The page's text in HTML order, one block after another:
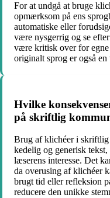
For at undgå at bruge
opmærksom på ens
automatiske eller
være nysgerrig og se
være kritisk over for
originalt sprog er også
Hvilke
på skriftlig
Brug af klichéer i
kedelig og generisk
læserens interesse. Det
da overusing af klichéer
brugt tid eller refleksion
reducere den unikke